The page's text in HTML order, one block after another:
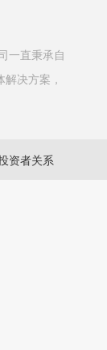
一直秉承自
决方案，
资者关系